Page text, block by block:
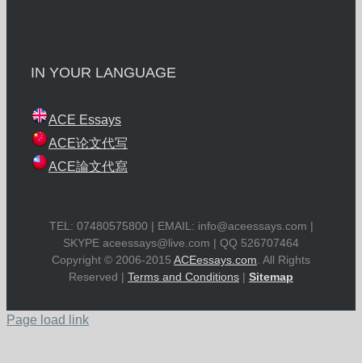
IN YOUR LANGUAGE
ACE Essays
ACE论文代写
ACE論文代寫
TEL: 07480575800 | EMAIL: info@aceessays.com |
SKYPE aceessays@live.com | QQ 526707464
Copyright © 2006-2015 ACEessays.com . All Rights
Reserved | Terms and Conditions | Sitemap
Page load link